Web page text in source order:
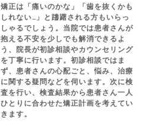
矯正は「痛いのかな」「歯を抜くかも
しれない…」と躊躇される方もいらっ
しゃるでしょう。当院では患者さんが
抱える不安を少しでも解消できるよ
う、院長が初診相談やカウンセリング
を丁寧に行います。初診相談ではま
ず、患者さんの心配ごと、悩み、治療
に関する疑問などを伺います。次に検
査を行い、検査結果から患者さん一人
ひとりに合わせた矯正計画を考えてい
きます。